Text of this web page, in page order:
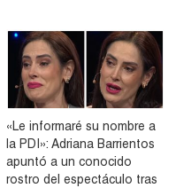
«Le informaré su nombre a
la PDI»: Adriana Barrientos
apuntó a un conocido
rostro del espectáculo tras